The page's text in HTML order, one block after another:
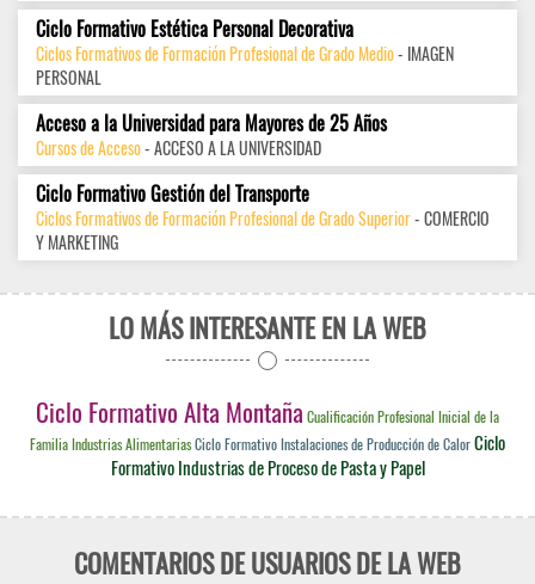
Ciclo Formativo Estética Personal Decorativa
Ciclos Formativos de Formación Profesional de Grado Medio- IMAGEN
PERSONAL
Acceso a la Universidad para Mayores de 25 Años
Cursos de Acceso- ACCESO A LA UNIVERSIDAD
Ciclo Formativo Gestión del Transporte
Ciclos Formativos de Formación Profesional de Grado Superior- COMERCIO
Y MARKETING
LO MÁS INTERESANTE EN LA WEB
Ciclo Formativo Alta Montaña Cualificación Profesional Inicial de la
Familia Industrias AlimentariasCiclo Formativo Instalaciones de Producción de CalorCiclo
Formativo Industrias de Proceso de Pasta y Papel
COMENTARIOS DE USUARIOS DE LA WEB